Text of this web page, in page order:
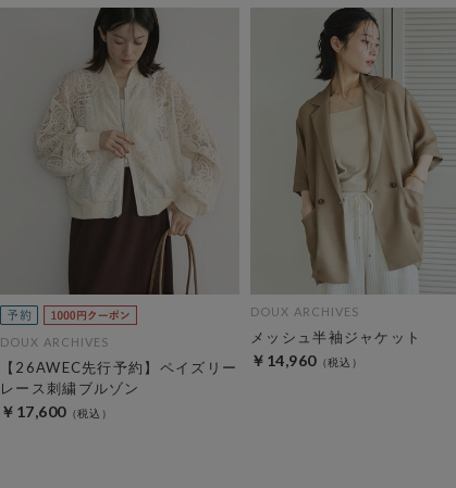
DOUX ARCHIVES
【26AWEC先行予約】ペイズリー
レース刺繍ブルゾン
￥17,600
DOUX ARCHIVES
メッシュ半袖ジャケット
￥14,960